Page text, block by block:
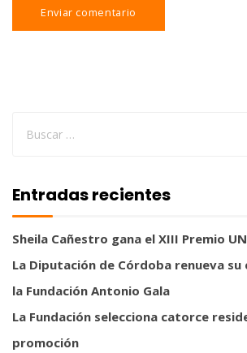
Entradas recientes
Sheila Cañestro gana el XIII Premio
La Diputación de Córdoba renueva
la Fundación Antonio Gala
La Fundación selecciona catorce
promoción